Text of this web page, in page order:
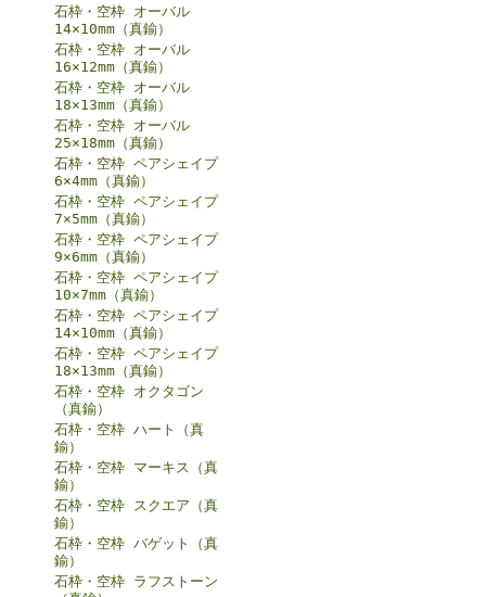
石枠・空枠 オーバル
14×10mm（真鍮）
石枠・空枠 オーバル
16×12mm（真鍮）
石枠・空枠 オーバル
18×13mm（真鍮）
石枠・空枠 オーバル
25×18mm（真鍮）
石枠・空枠 ペアシェイプ
6×4mm（真鍮）
石枠・空枠 ペアシェイプ
7×5mm（真鍮）
石枠・空枠 ペアシェイプ
9×6mm（真鍮）
石枠・空枠 ペアシェイプ
10×7mm（真鍮）
石枠・空枠 ペアシェイプ
14×10mm（真鍮）
石枠・空枠 ペアシェイプ
18×13mm（真鍮）
石枠・空枠 オクタゴン
（真鍮）
石枠・空枠 ハート（真
鍮）
石枠・空枠 マーキス（真
鍮）
石枠・空枠 スクエア（真
鍮）
石枠・空枠 バゲット（真
鍮）
石枠・空枠 ラフストーン